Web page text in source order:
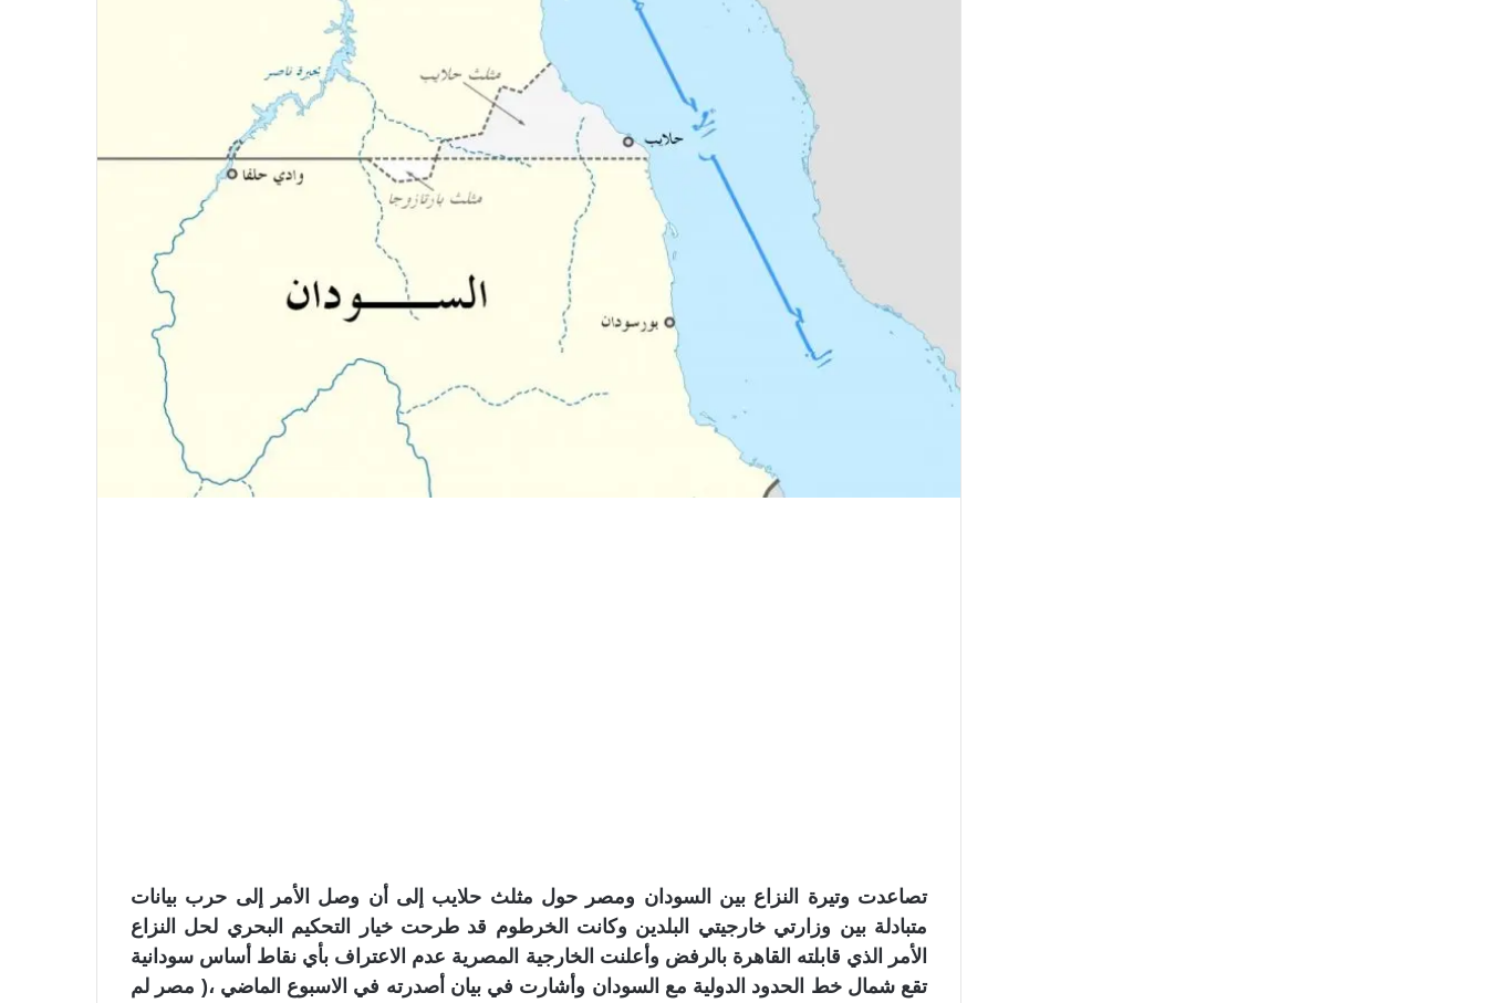
تصاعدت وتيرة النزاع بين السودان ومصر حول مثلث حلايب إلى أن وصل الأمر إلى حرب بيانات
متبادلة بين وزارتي خارجيتي البلدين وكانت الخرطوم قد طرحت خيار التحكيم البحري لحل النزاع
الأمر الذي قابلته القاهرة بالرفض وأعلنت الخارجية المصرية عدم الاعتراف بأي نقاط أساس سودانية
تقع شمال خط الحدود الدولية مع السودان وأشارت في بيان أصدرته في الاسبوع الماضي ،( مصر لم